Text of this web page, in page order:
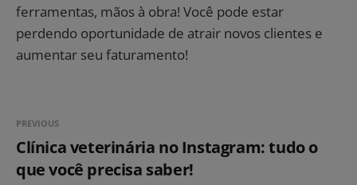
ferramentas, mãos à obra! Você pode estar
perdendo oportunidade de atrair novos clientes e
aumentar seu faturamento!
PREVIOUS
Clínica veterinária no Instagram: tudo o
que você precisa saber!